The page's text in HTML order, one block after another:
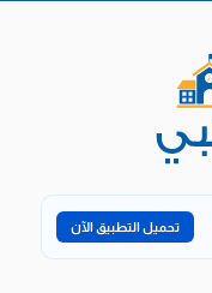
تحميل التطبيق الآن